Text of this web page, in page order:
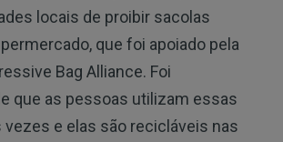
locais de proibir sacolas
que foi apoiado pela
Bag Alliance. Foi
que as pessoas utilizam essas
e elas são recicláveis ​​nas